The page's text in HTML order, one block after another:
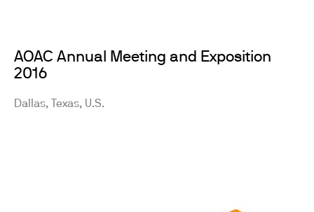
AOAC Annual Meeting and Exposition
2016
Dallas, Texas, U.S.